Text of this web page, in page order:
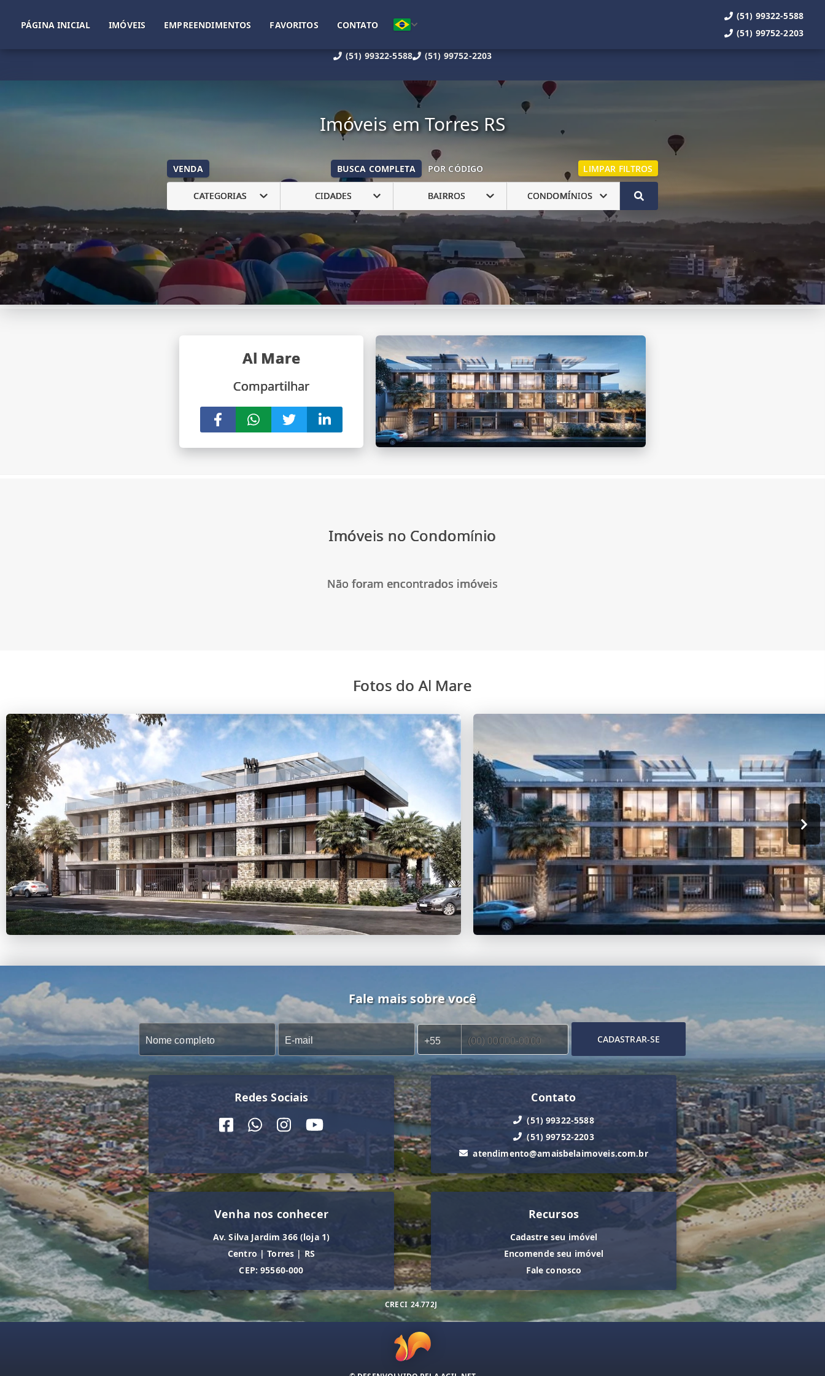
(51) 99322-5588 (51) 99752-2203
PÁGINA INICIAL IMÓVEIS EMPREENDIMENTOS FAVORITOS CONTATO
(51) 99322-5588
(51) 99752-2203
Imóveis em Torres RS
VENDA BUSCA COMPLETA POR CÓDIGO LIMPAR FILTROS
CATEGORIAS CIDADES BAIRROS CONDOMÍNIOS
Al Mare
Compartilhar
Imóveis no Condomínio
Não foram encontrados imóveis
Fotos do Al Mare
Fale mais sobre você
CADASTRAR-SE
Redes Sociais Contato
(51) 99322-5588
(51) 99752-2203
atendimento@amaisbelaimoveis.com.br
Venha nos conhecer
Av. Silva Jardim 366 (loja 1)
Centro | Torres | RS
CEP: 95560-000
Recursos
Cadastre seu imóvel
Encomende seu imóvel
Fale conosco
CRECI 24.772J